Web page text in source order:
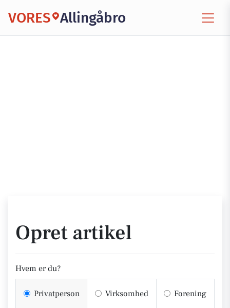
VORES Allingåbro
Opret artikel
Hvem er du?
Privatperson Virksomhed Forening